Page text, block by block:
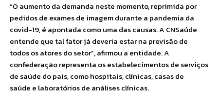
“O aumento da demanda neste momento, reprimida por
pedidos de exames de imagem durante a pandemia da
covid-19, é apontada como uma das causas. A CNSaúde
entende que tal fator já deveria estar na previsão de
todos os atores do setor”, afirmou a entidade. A
confederação representa os estabelecimentos de serviços
de saúde do país, como hospitais, clínicas, casas de
saúde e laboratórios de análises clínicas.